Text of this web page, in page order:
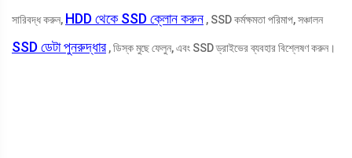
সারিবদ্ধ করুন, HDD থেকে SSD ক্লোন করুন , SSD কর্মক্ষমতা পরিমাপ, সঞ্চালন
SSD ডেটা পুনরুদ্ধার, ডিস্ক মুছে ফেলুন, এবং SSD ড্রাইভের ব্যবহার বিশ্লেষণ করুন।